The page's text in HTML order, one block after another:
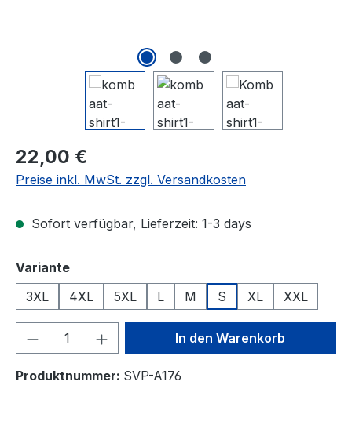
Regulärer Preis:
22,00 €
Preise inkl. MwSt. zzgl. Versandkosten
Sofort verfügbar, Lieferzeit: 1-3 days
Varianteauswählen
3XL
4XL 5XL L M S XL XXL
Produkt Anzahl: Gib denIn den Warenkorb
Produktnummer: SVP-A176